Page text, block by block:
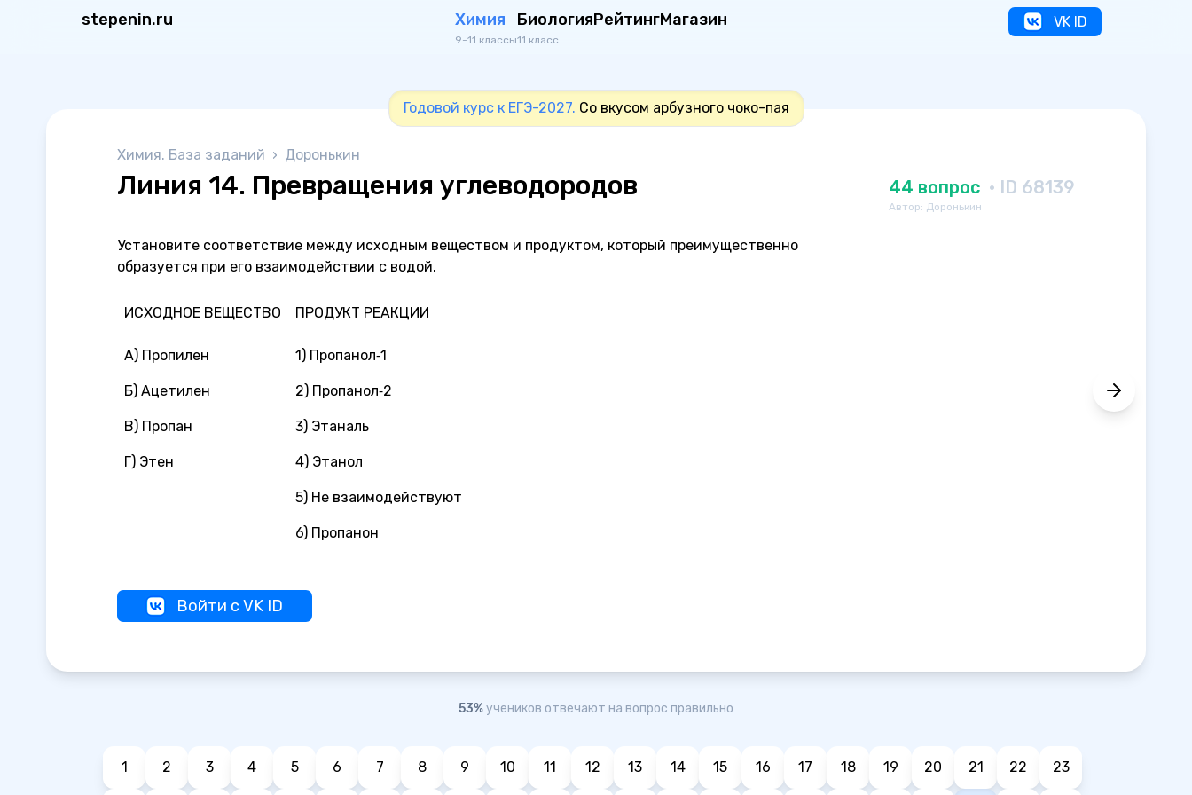
stepenin.ru Химия
9-11 классы
Биология
11 класс
РейтингМагазин VK ID
Годовой курс к ЕГЭ-2027. Со вкусом арбузного чоко-пая
Химия. База заданий › Доронькин
Линия 14. Превращения углеводородов 44 вопрос · ID 68139
Автор: Доронькин
Установите соответствие между исходным веществом и продуктом, который преимущественно
образуется при его взаимодействии с водой.
ИСХОДНОЕ ВЕЩЕСТВО ПРОДУКТ РЕАКЦИИ
А) Пропилен
Б) Ацетилен
В) Пропан
Г) Этен
1) Пропанол‑1
2) Пропанол‑2
3) Этаналь
4) Этанол
5) Не взаимодействуют
6) Пропанон
Войти с VK ID
53%учеников отвечают на вопрос правильно
1 2 3 4 5 6 7 8 9 10 11 12 13 14 15 16 17 18 19 20 21 22 23